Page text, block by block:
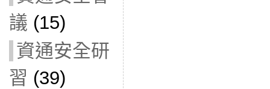
議 (15)
資通安全研
習 (39)